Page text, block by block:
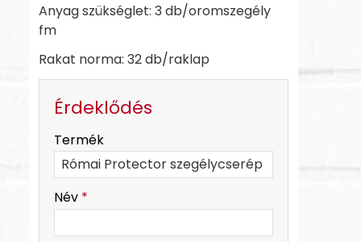
Anyag szükséglet: 3 db/oromszegély
fm
Rakat norma: 32 db/raklap
Érdeklődés
Termék
Név *